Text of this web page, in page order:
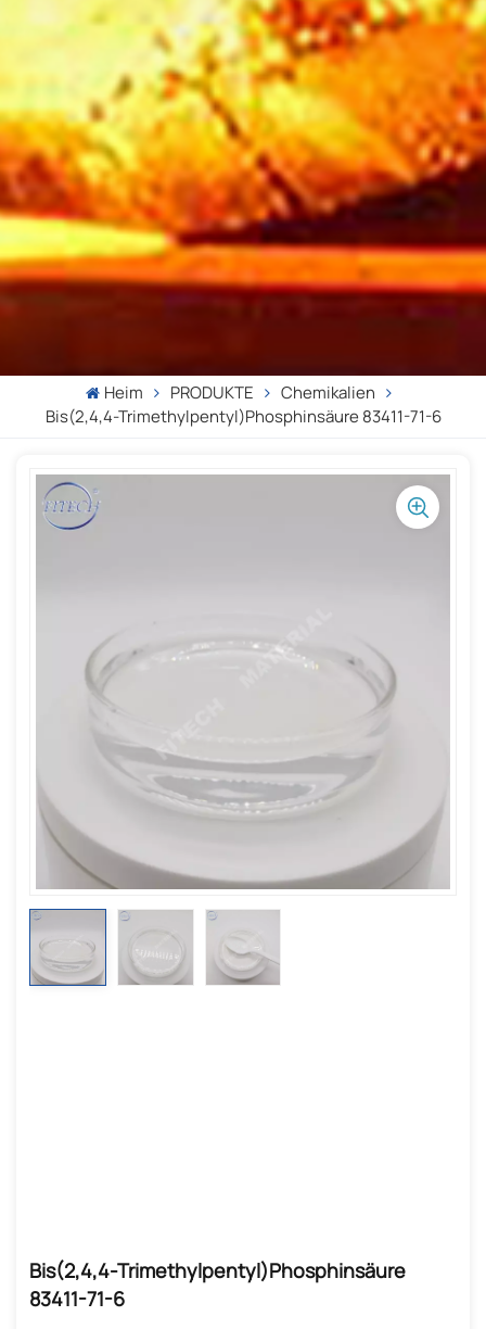
Heim PRODUKTE
Chemikalien
Bis(2,4,4-Trimethylpentyl)phosphinsäure 83411-71-6
Bis(2,4,4-Trimethylpentyl)phosphinsäure
83411-71-6